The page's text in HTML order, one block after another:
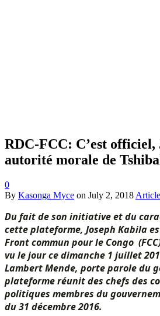
RDC-FCC: C’est officiel,
autorité morale de
0
By Kasonga Myce on July 2, 2018
Du fait de son initiative et du
cette plateforme, Joseph Kabila
Front commun pour le Congo
vu le jour ce dimanche 1 juillet
Lambert Mende, porte parole du
plateforme réunit des chefs des
politiques membres du
du 31 décembre 2016.